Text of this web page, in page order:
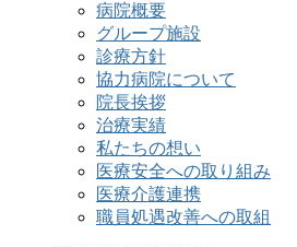
病院概要
グループ施設
診療方針
協力病院について
院長挨拶
治療実績
私たちの想い
医療安全への取り組み
医療介護連携
職員処遇改善への取組